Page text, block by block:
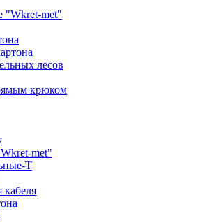
"Wkret-met"
лесов
крюком
met"
Т